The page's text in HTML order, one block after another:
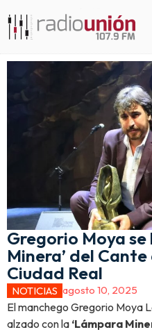
Gregorio Moya se
Minera’ del
Ciudad Real
NOTICIAS agosto 10, 2025
El manchego Gregorio Moya
alzado con la ‘Lámpara